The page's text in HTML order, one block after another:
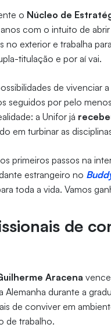
o Núcleo de
com o intuito de
exterior e trabalha
titulação e por aí vai.
de vivenciar
seguidos por pelo menos
a Unifor já
em turbinar as
primeiros passos na
estrangeiro no
toda a vida. Vamos
de
Aracena
durante a
de conviver em
de trabalho.